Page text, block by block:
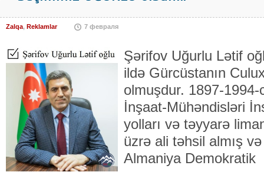
Zalqa, Reklamlar 7 февраля
Şərifov Uğurlu Lətif
ildə Gürcüstanın
olmuşdur. 1897-
İnşaat-Mühəndisləri
yolları və təyyarə
üzrə ali təhsil almış
Almaniya Demokratik